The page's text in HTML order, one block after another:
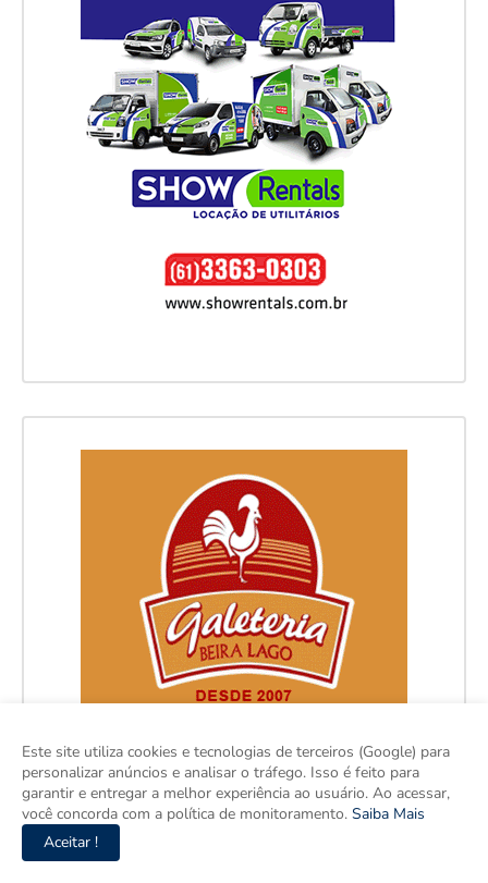
Este site utiliza cookies e tecnologias de terceiros (Google) para
personalizar anúncios e analisar o tráfego. Isso é feito para
garantir e entregar a melhor experiência ao usuário. Ao acessar,
você concorda com a política de monitoramento. Saiba Mais
Aceitar !